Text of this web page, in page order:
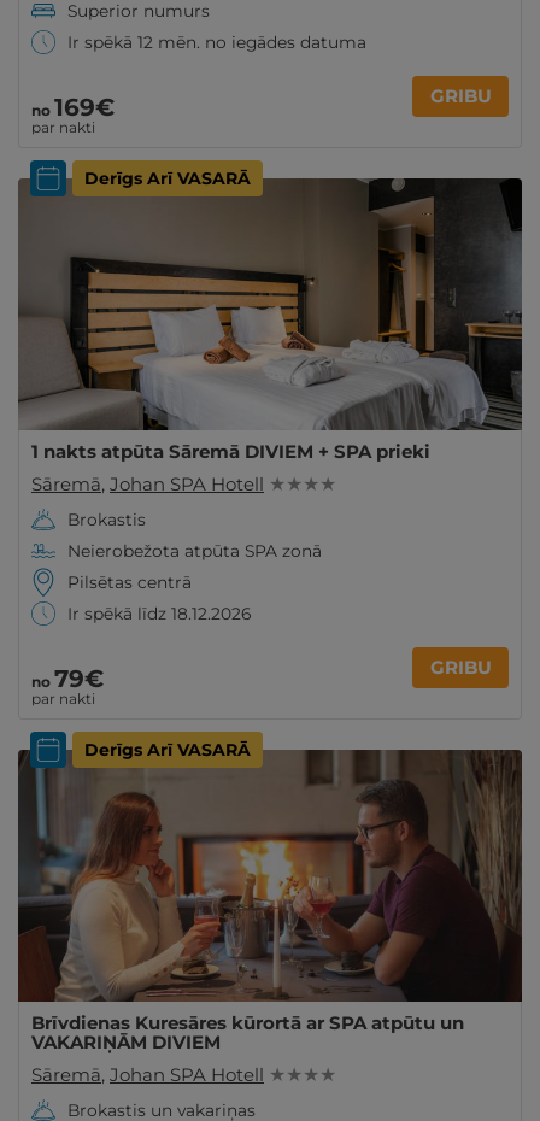
Superior numurs
Ir spēkā 12 mēn. no iegādes datuma
no 169€
par nakti
GRIBU
Derīgs Arī VASARĀ
1 nakts atpūta Sāremā DIVIEM + SPA prieki
Sāremā, Johan SPA Hotell ★ ★ ★ ★
Brokastis
Neierobežota atpūta SPA zonā
Pilsētas centrā
Ir spēkā līdz 18.12.2026
no 79€
par nakti
GRIBU
Derīgs Arī VASARĀ
Brīvdienas Kuresāres kūrortā ar SPA atpūtu un
VAKARIŅĀM DIVIEM
Sāremā, Johan SPA Hotell ★ ★ ★ ★
Brokastis un vakariņas